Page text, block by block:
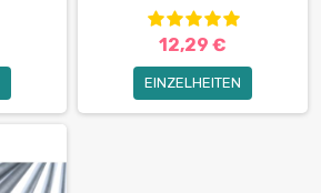
12,29 €
EINZELHEITEN